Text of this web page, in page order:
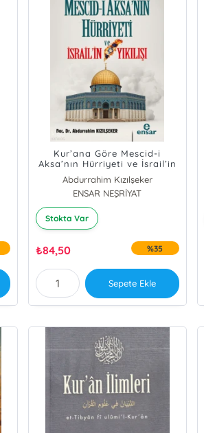
Kur’ana Göre Mescid-i
Aksa’nın Hürriyeti ve İsrail’in
Yıkılışı
Abdurrahim Kızılşeker
ENSAR NEŞRİYAT
Stokta Var
₺84,50 %35
Sepete Ekle